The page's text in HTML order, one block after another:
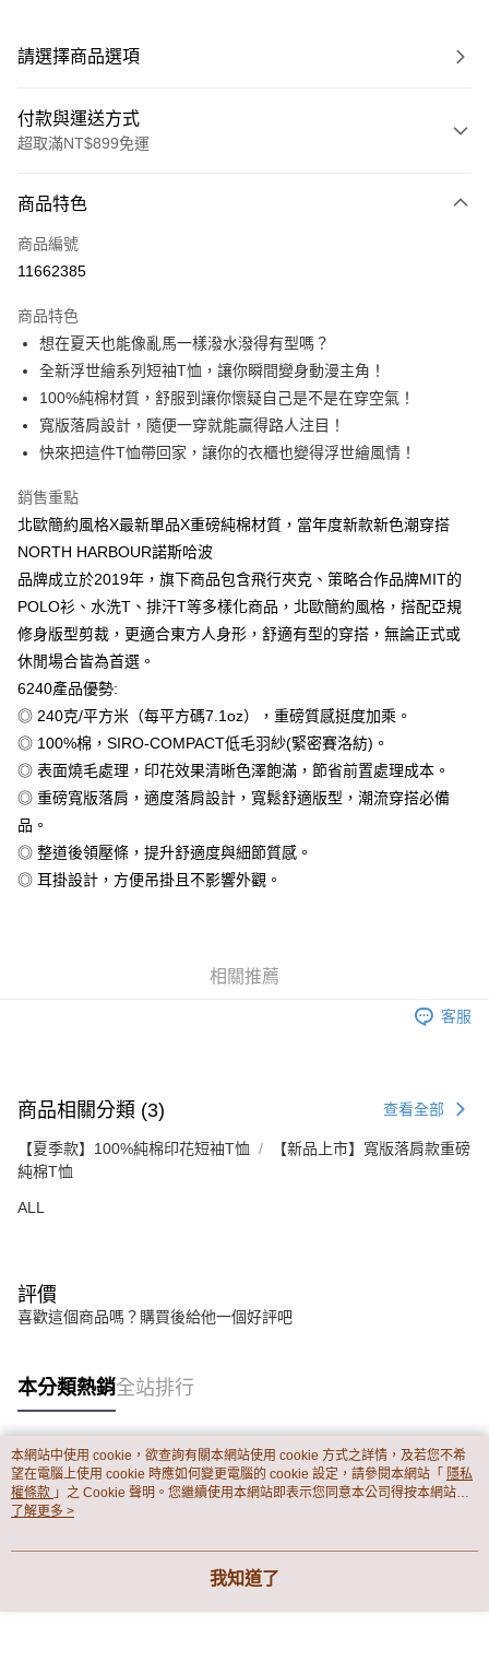
請選擇商品選項
付款與運送方式
超取滿NT$899免運
信用卡一次付款
信用卡分期付款
合作金庫商業銀行
華南商業銀行
彰化商業銀行
上海商業儲蓄銀行
台北富邦商業銀行
國泰世華商業銀行
兆豐國際商業銀行
臺灣中小企業銀行
台中商業銀行
匯豐（台灣）商業銀行
華泰商業銀行
聯邦商業銀行
遠東國際商業銀行
元大商業銀行
台新國際商業銀行
中國信託商業銀行
台灣樂天信用卡公司
6 期 0 利率 每期
華南商業銀行
彰化商業銀行
上海商業儲蓄銀行
台北富邦商業銀行
國泰世華商業銀行
兆豐國際商業銀行
臺灣中小企業銀行
台中商業銀行
聯邦商業銀行
元大商業銀行
永豐商業銀行
台灣樂天信用卡公司
12 期 0 利率 每期NT$36
合作金庫商業銀行
第一商業銀行
上海商業儲蓄銀行
台北富邦商業銀行
國泰世華商業銀行
兆豐國際商業銀行
匯豐（台灣）商業銀行
聯邦商業銀行
遠東國際商業銀行
元大商業銀行
玉山商業銀行
星展（台灣）商業銀行
台新國際商業銀行
中國信託商業銀行
超商取貨付款
LINE Pay
街口支付
悠遊付
Google Pay
全盈+PAY
大哥付你分期
相關說明
1.本服務由台灣大哥大提供，台灣大哥大用戶可立即使用無須另外申請。
2.付款方式選擇「大哥付你分期」，訂單成立後會自動跳轉到大哥付的交易
流程，驗證手機門號後，選擇欲分期的期數、繳款截止日，確認付款後即完
成交易。
3.實際核准額度、可分期數及費用金額請依後續交易確認頁面所載為準。
4.訂單成立30分鐘內，如未前往確認交易或遇審核未通過，訂單將自動取
消。如遇「轉專審核」未通過狀況，表示未達大哥付你分期系統評分，恕無
法說明評估內容。
2.透過簡訊連結打開帳單後，可選擇「超商條碼／台灣大直營門市／銀行轉
帳／街口支付／iPASS MONEY」等通路繳費。
2.基於同意付款使用「大哥付你分期」之契約關係目的，商店將以您的個人
資料（包含姓名、電話或地址）提供予台灣大哥大進項蒐集、處理及利用，
由本公司與您本人進行分期帳單所需資料之確認、核對及更正。
3.完整用戶服務條款，請詳閱以下連結：
AFTEE先享後付
相關說明
【關於「AFTEE先享後付」】
AFTEE先享後付是「在收到商品之後才付款」的支付方式。 讓您購物簡單
１．簡單：不需註冊會員、不需綁卡、不需儲值。
２．便利：只要手機號碼，簡訊認證，即可結帳。
結帳頁面，進行簡訊認證並確認金額後，即可完成結帳。
３．收到繳費通知簡訊後14天內，點擊此簡訊中的連結，可透過四大超商／
※ 交易是否成功請以「AFTEE先享後付 」之結帳頁面顯示為準，若有關於
客戶支援中心」https://netprotections.freshdesk.com/support/home
１．透過由恩沛科技股份有限公司提供之「AFTEE先享後付」服務完成之交
https://aftee.tw/terms/#terms3
３．未成年的使用者請事先徵得法定代理人或監護人之同意方可使用
時審查核予不同之上限額度；若仍有額度不足之情形，本公司將視審查結果
請求用戶進行身份認證。
５．嚴禁一人註冊多個帳號或使用他人資訊註冊。若發現惡意使用之情形，
恩沛科技股份有限公司將有權停止該用戶之使用額度並採取法律行動。
ATM付款
運送方式
付款後7-11取貨
每筆NT$60，滿NT$899(含以上)免運費
宅配
每筆NT$65，滿NT$899(含以上)免運費
商品特色
商品編號
11662385
商品特色
想在夏天也能像亂馬一樣潑水潑得有型嗎？
全新浮世繪系列短袖T恤，讓你瞬間變身動漫主角！
100%純棉材質，舒服到讓你懷疑自己是不是在穿空氣！
寬版落肩設計，隨便一穿就能贏得路人注目！
快來把這件T恤帶回家，讓你的衣櫃也變得浮世繪風情！
銷售重點
北歐簡約風格X最新單品X重磅純棉材質，當年度新款新色潮穿搭
NORTH HARBOUR諾斯哈波
品牌成立於2019年，旗下商品包含飛行夾克、策略合作品牌MIT的
POLO衫、水洗T、排汗T等多樣化商品，北歐簡約風格，搭配亞規
修身版型剪裁，更適合東方人身形，舒適有型的穿搭，無論正式或
休閒場合皆為首選。
6240產品優勢:
◎ 240克/平方米（每平方碼7.1oz），重磅質感挺度加乘。
◎ 100%棉，SIRO-COMPACT低毛羽紗(緊密賽洛紡)。
◎ 表面燒毛處理，印花效果清晰色澤飽滿，節省前置處理成本。
◎ 重磅寬版落肩，適度落肩設計，寬鬆舒適版型，潮流穿搭必備
品。
◎ 整道後領壓條，提升舒適度與細節質感。
◎ 耳掛設計，方便吊掛且不影響外觀。
相關推薦
客服
商品相關分類 (3) 查看全部
【夏季款】100%純棉印花短袖T恤
【新品上市】寬版落肩款重磅
純棉T恤
ALL
評價
喜歡這個商品嗎？購買後給他一個好評吧
本分類熱銷全站排行
熱門標籤
本網站中使用 cookie，欲查詢有關本網站使用 cookie 方式之詳情，及若您不希
望在電腦上使用 cookie 時應如何變更電腦的 cookie 設定，請參閱本網站「 隱私
權條款 」之 Cookie 聲明。您繼續使用本網站即表示您同意本公司得按本網站使
用條款之 Cookie 聲明使用 cookie。
了解更多 >
我知道了